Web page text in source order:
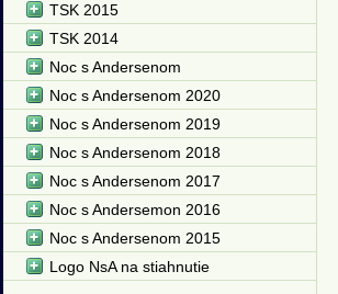
TSK 2015
TSK 2014
Noc s Andersenom
Noc s Andersenom 2020
Noc s Andersenom 2019
Noc s Andersenom 2018
Noc s Andersenom 2017
Noc s Andersemon 2016
Noc s Andersenom 2015
Logo NsA na stiahnutie